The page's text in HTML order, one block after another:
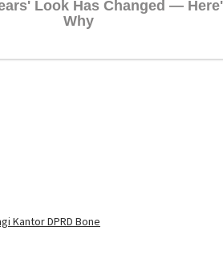
Kantor DPRD Bone